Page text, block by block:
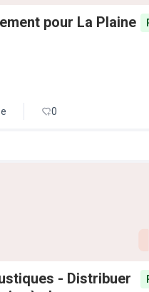
pour La Plaine
0
- Distribuer